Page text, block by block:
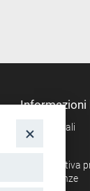
Informazioni
Note legali
Informativa
conferenze